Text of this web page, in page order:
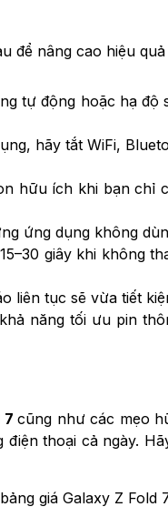
để nâng cao hiệu
tự động hoặc hạ
hãy tắt WiFi,
hữu ích khi bạn chỉ
ứng dụng không
giây khi không
liên tục sẽ vừa tiết
năng tối ưu pin
7cũng như các mẹo
thoại cả ngày.
giá Galaxy Z